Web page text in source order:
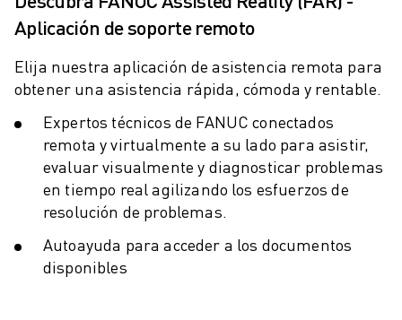
NUESTRAS SEDES
CARRERA PROFESIONAL
DÉ FORMA A SU FUTURO CON FANUC
ÚNASE A NOSOTROS " PORTAL DE EMPLEO
CONTACTAR
CONTACTE
UBICACIONES
IMPRINT
Aplicación de soporte remoto
Elija nuestra aplicación de asistencia remota para
obtener una asistencia rápida, cómoda y rentable.
Expertos técnicos de FANUC conectados
remota y virtualmente a su lado para asistir,
evaluar visualmente y diagnosticar problemas
en tiempo real agilizando los esfuerzos de
resolución de problemas.
Autoayuda para acceder a los documentos
disponibles